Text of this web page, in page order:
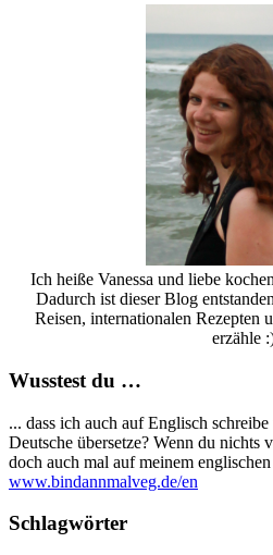
Ich heiße Vanessa und liebe
Dadurch ist dieser Blog
Reisen, internationalen Rezepten
erzähle
Wusstest du …
... dass ich auch auf Englisch
Deutsche übersetze? Wenn du nichts
doch auch mal auf meinem
www.bindannmalveg.de/en
Schlagwörter